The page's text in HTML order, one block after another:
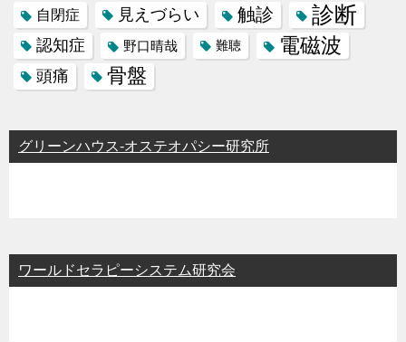
自閉症 見えづらい 触診 診断
認知症 野口晴哉 難聴 電磁波
頭痛 骨盤
グリーンハウス-オステオパシー研究所
ワールドセラピーシステム研究会